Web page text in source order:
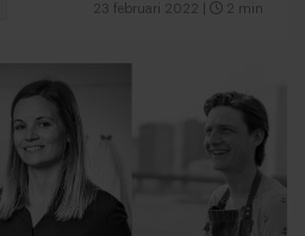
23 februari 2022 2 min